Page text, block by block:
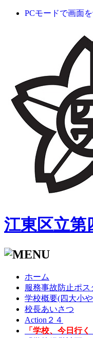
PCモードで画面
江東区立
ホーム
服務事故防止ポス
学校概要(四大小
校長あいさつ
Action２４
「学校、今日行